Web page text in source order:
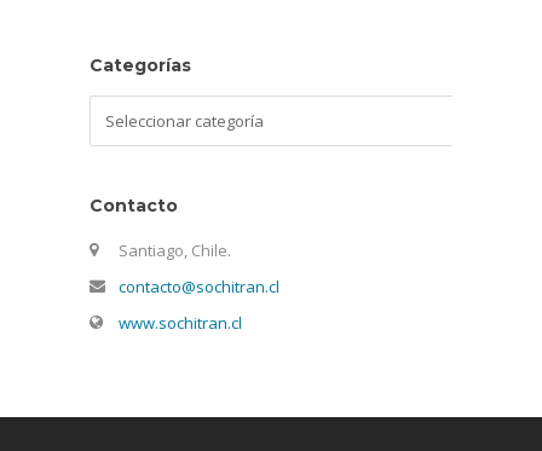
Categorías
Contacto
Santiago, Chile.
contacto@sochitran.cl
www.sochitran.cl